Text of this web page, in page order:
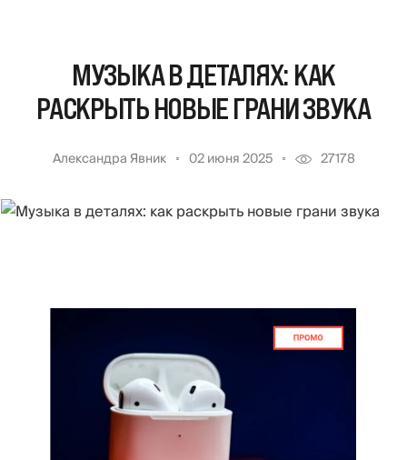
МУЗЫКА В ДЕТАЛЯХ: КАК
РАСКРЫТЬ НОВЫЕ ГРАНИ ЗВУКА
Александра Явник 02 июня 2025 27178